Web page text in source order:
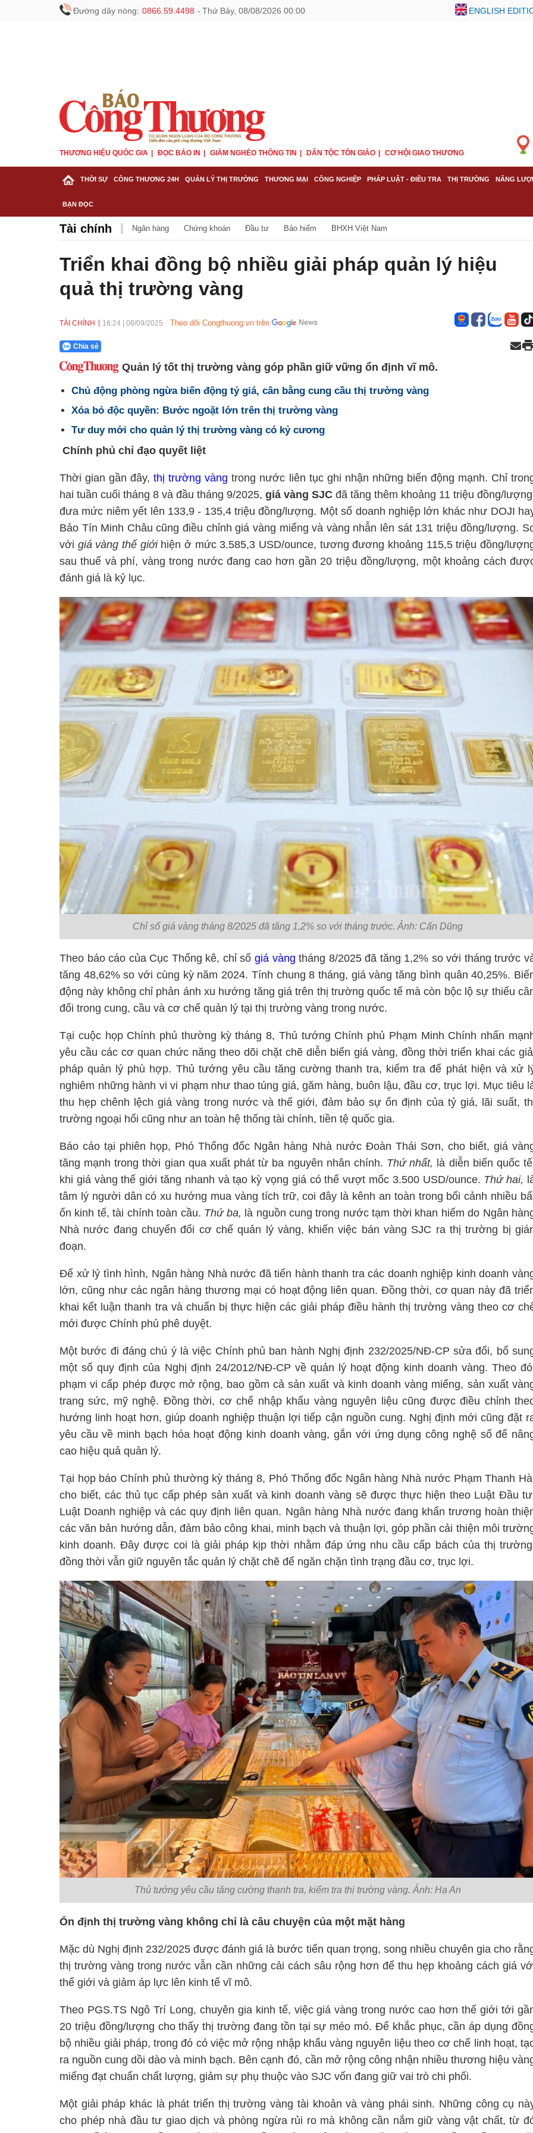
Đường dây nóng: 0866.59.4498 - Thứ Bảy, 08/08/2026 00:00 ENGLISH
THƯƠNG HIỆU QUỐC GIA ĐỌC BÁO IN GIẢM NGHÈO THÔNG TIN DÂN TỘC TÔN GIÁO CƠ HỘI GIAO THƯƠNG
THỜI SỰ CÔNG THƯƠNG 24H QUẢN LÝ THỊ TRƯỜNG THƯƠNG MẠI CÔNG NGHIỆP PHÁP LUẬT - ĐIỀU TRA THỊ TRƯỜNG NĂNG
BẠN ĐỌC
Tài chính Ngân hàng Chứng khoán Đầu tư Bảo hiểm BHXH Việt Nam
Triển khai đồng bộ nhiều giải pháp quản lý hiệu
quả thị trường vàng
TÀI CHÍNH 16:24 08/09/2025 Theo dõi Congthuong.vn trên
Chia sẻ
Quản lý tốt thị trường vàng góp phần giữ vững ổn định vĩ mô.
Chủ động phòng ngừa biến động tỷ giá, cân bằng cung cầu thị trường vàng
Xóa bỏ độc quyền: Bước ngoặt lớn trên thị trường vàng
Tư duy mới cho quản lý thị trường vàng có kỷ cương
Chính phủ chỉ đạo quyết liệt
Thời gian gần đây,thị trường vàng trong nước liên tục ghi nhận những biến động mạnh. Chỉ
hai tuần cuối tháng 8 và đầu tháng 9/2025, giá vàng SJC đã tăng thêm khoảng 11 triệu đồng/
đưa mức niêm yết lên 133,9 - 135,4 triệu đồng/lượng. Một số doanh nghiệp lớn khác như DOJI
Bảo Tín Minh Châu cũng điều chỉnh giá vàng miếng và vàng nhẫn lên sát 131 triệu đồng/lượng.
với giá vàng thế giớihiện ở mức 3.585,3 USD/ounce, tương đương khoảng 115,5 triệu đồng/
sau thuế và phí, vàng trong nước đang cao hơn gần 20 triệu đồng/lượng, một khoảng cách
đánh giá là kỷ lục.
Chỉ số giá vàng tháng 8/2025 đã tăng 1,2% so với tháng trước. Ảnh: Cấn Dũng
Theo báo cáo của Cục Thống kê, chỉ số giá vàng tháng 8/2025 đã tăng 1,2% so với tháng trước
tăng 48,62% so với cùng kỳ năm 2024. Tính chung 8 tháng, giá vàng tăng bình quân 40,25%.
động này không chỉ phản ánh xu hướng tăng giá trên thị trường quốc tế mà còn bộc lộ sự thiếu
đối trong cung, cầu và cơ chế quản lý tại thị trường vàng trong nước.
Tại cuộc họp Chính phủ thường kỳ tháng 8, Thủ tướng Chính phủ Phạm Minh Chính nhấn
yêu cầu các cơ quan chức năng theo dõi chặt chẽ diễn biến giá vàng, đồng thời triển khai các
pháp quản lý phù hợp. Thủ tướng yêu cầu tăng cường thanh tra, kiểm tra để phát hiện và xử
nghiêm những hành vi vi phạm như thao túng giá, găm hàng, buôn lậu, đầu cơ, trục lợi. Mục tiêu
thu hẹp chênh lệch giá vàng trong nước và thế giới, đảm bảo sự ổn định của tỷ giá, lãi suất,
trường ngoại hối cũng như an toàn hệ thống tài chính, tiền tệ quốc gia.
Báo cáo tại phiên họp, Phó Thống đốc Ngân hàng Nhà nước Đoàn Thái Sơn, cho biết, giá
tăng mạnh trong thời gian qua xuất phát từ ba nguyên nhân chính. Thứ nhất, là diễn biến quốc
khi giá vàng thế giới tăng nhanh và tạo kỳ vọng giá có thể vượt mốc 3.500 USD/ounce. Thứ hai,
tâm lý người dân có xu hướng mua vàng tích trữ, coi đây là kênh an toàn trong bối cảnh nhiều
ổn kinh tế, tài chính toàn cầu. Thứ ba, là nguồn cung trong nước tạm thời khan hiếm do Ngân
Nhà nước đang chuyển đổi cơ chế quản lý vàng, khiến việc bán vàng SJC ra thị trường bị
đoạn.
Để xử lý tình hình, Ngân hàng Nhà nước đã tiến hành thanh tra các doanh nghiệp kinh doanh
lớn, cũng như các ngân hàng thương mại có hoạt động liên quan. Đồng thời, cơ quan này đã
khai kết luận thanh tra và chuẩn bị thực hiện các giải pháp điều hành thị trường vàng theo cơ
mới được Chính phủ phê duyệt.
Một bước đi đáng chú ý là việc Chính phủ ban hành Nghị định 232/2025/NĐ-CP sửa đổi, bổ
một số quy định của Nghị định 24/2012/NĐ-CP về quản lý hoạt động kinh doanh vàng. Theo
phạm vi cấp phép được mở rộng, bao gồm cả sản xuất và kinh doanh vàng miếng, sản xuất
trang sức, mỹ nghệ. Đồng thời, cơ chế nhập khẩu vàng nguyên liệu cũng được điều chỉnh
hướng linh hoạt hơn, giúp doanh nghiệp thuận lợi tiếp cận nguồn cung. Nghị định mới cũng đặt
yêu cầu về minh bạch hóa hoạt động kinh doanh vàng, gắn với ứng dụng công nghệ số để
cao hiệu quả quản lý.
Tại họp báo Chính phủ thường kỳ tháng 8, Phó Thống đốc Ngân hàng Nhà nước Phạm Thanh
cho biết, các thủ tục cấp phép sản xuất và kinh doanh vàng sẽ được thực hiện theo Luật Đầu
Luật Doanh nghiệp và các quy định liên quan. Ngân hàng Nhà nước đang khẩn trương hoàn
các văn bản hướng dẫn, đảm bảo công khai, minh bạch và thuận lợi, góp phần cải thiện môi
kinh doanh. Đây được coi là giải pháp kịp thời nhằm đáp ứng nhu cầu cấp bách của thị
đồng thời vẫn giữ nguyên tắc quản lý chặt chẽ để ngăn chặn tình trạng đầu cơ, trục lợi.
Thủ tướng yêu cầu tăng cường thanh tra, kiểm tra thị trường vàng. Ảnh: Hạ An
Ổn định thị trường vàng không chỉ là câu chuyện của một mặt hàng
Mặc dù Nghị định 232/2025 được đánh giá là bước tiến quan trọng, song nhiều chuyên gia cho
thị trường vàng trong nước vẫn cần những cải cách sâu rộng hơn để thu hẹp khoảng cách giá
thế giới và giảm áp lực lên kinh tế vĩ mô.
Theo PGS.TS Ngô Trí Long, chuyên gia kinh tế, việc giá vàng trong nước cao hơn thế giới tới
20 triệu đồng/lượng cho thấy thị trường đang tồn tại sự méo mó. Để khắc phục, cần áp dụng
bộ nhiều giải pháp, trong đó có việc mở rộng nhập khẩu vàng nguyên liệu theo cơ chế linh hoạt,
ra nguồn cung dồi dào và minh bạch. Bên cạnh đó, cần mở rộng công nhận nhiều thương hiệu
miếng đạt chuẩn chất lượng, giảm sự phụ thuộc vào SJC vốn đang giữ vai trò chi phối.
Một giải pháp khác là phát triển thị trường vàng tài khoản và vàng phái sinh. Những công cụ
cho phép nhà đầu tư giao dịch và phòng ngừa rủi ro mà không cần nắm giữ vàng vật chất, từ